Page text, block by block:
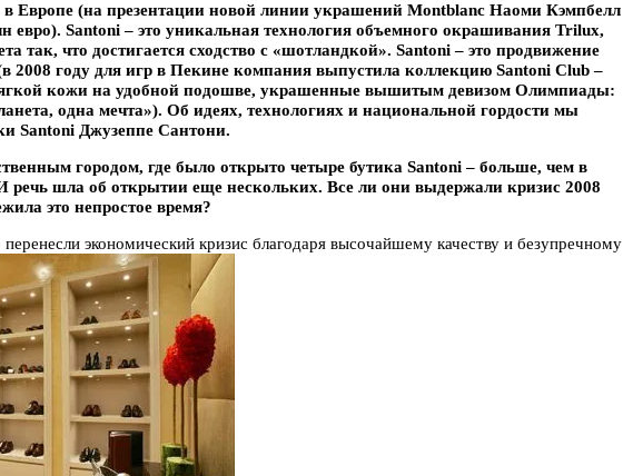
в Европе (на презентации новой линии украшений Montblanc Наоми Кэмпбелл
евро). Santoni – это уникальная технология объемного окрашивания Trilux,
так, что достигается сходство с «шотландкой». Santoni – это продвижение
2008 году для игр в Пекине компания выпустила коллекцию Santoni Club –
кожи на удобной подошве, украшенные вышитым девизом Олимпиады:
одна мечта»). Об идеях, технологиях и национальной гордости мы
Santoni Джузеппе Сантони.
городом, где было открыто четыре бутика Santoni – больше, чем в
речь шла об открытии еще нескольких. Все ли они выдержали кризис 2008
это непростое время?
экономический кризис благодаря высочайшему качеству и безупречному